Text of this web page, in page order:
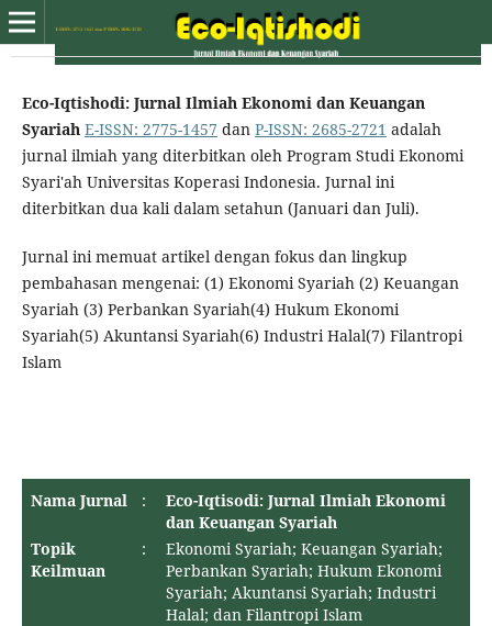
Eco-Iqtishodi: Jurnal Ilmiah Ekonomi dan Keuangan
Syariah E-ISSN: 2775-1457 dan P-ISSN: 2685-2721 adalah
jurnal ilmiah yang diterbitkan oleh Program Studi Ekonomi
Syari'ah Universitas Koperasi Indonesia. Jurnal ini
diterbitkan dua kali dalam setahun (Januari dan Juli).
Jurnal ini memuat artikel dengan fokus dan lingkup
pembahasan mengenai: (1) Ekonomi Syariah (2) Keuangan
Syariah (3) Perbankan Syariah(4) Hukum Ekonomi
Syariah(5) Akuntansi Syariah(6) Industri Halal(7) Filantropi
Islam
Nama Jurnal :
Eco-Iqtisodi: Jurnal Ilmiah Ekonomi
dan Keuangan Syariah
Topik
Keilmuan
:
Ekonomi Syariah; Keuangan Syariah;
Perbankan Syariah; Hukum Ekonomi
Syariah; Akuntansi Syariah; Industri
Halal; dan Filantropi Islam